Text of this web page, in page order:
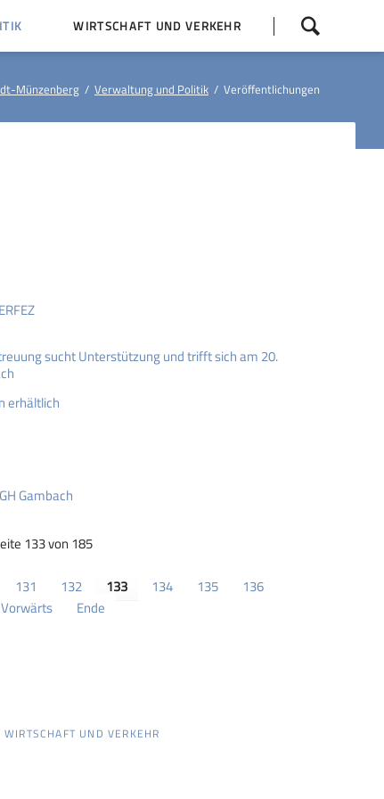
überspringen
WIRTSCHAFT UND VERKEHR
Münzenberg Verwaltung und Politik Veröffentlichungen
sucht Unterstützung und trifft sich am 20.
erhältlich
Gambach
133 von 185
131 132 133 134 135
136
Vorwärts
Ende
WIRTSCHAFT UND VERKEHR